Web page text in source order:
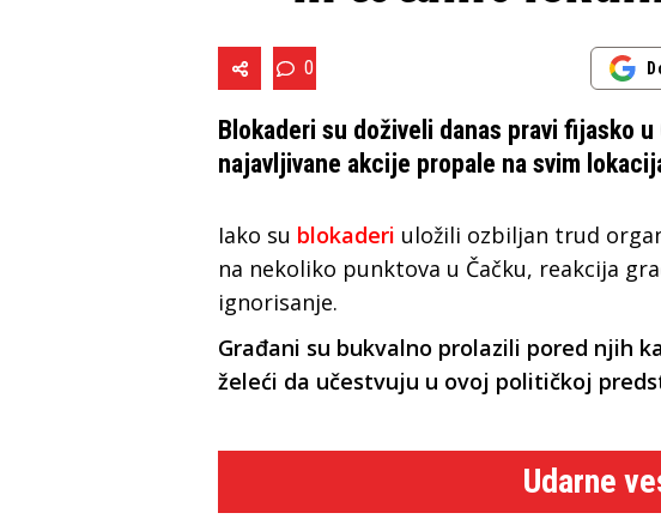
0
Blokaderi su doživeli danas pravi fijasko
najavljivane akcije propale na svim
Iako su blokaderi uložili ozbiljan trud
na nekoliko punktova u Čačku, reakcija
ignorisanje.
Građani su bukvalno prolazili pored njih
želeći da učestvuju u ovoj političkoj
Udarne